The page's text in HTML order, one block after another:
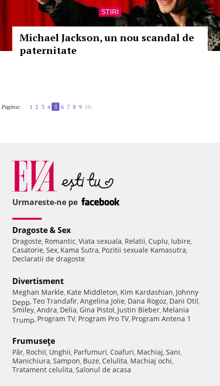
STIRI
Michael Jackson, un nou scandal de
paternitate
Pagina: 1 2 3 4 5 6 7 8 9 10..
Urmareste-ne pe
Dragoste & Sex
Dragoste, Romantic, Viata sexuala, Relatii, Cuplu, Iubire,
Casatorie, Sex, Kama Sutra, Pozitii sexuale Kamasutra,
Declaratii de dragoste
Divertisment
Meghan Markle, Kate Middleton, Kim Kardashian, Johnny
Depp, Teo Trandafir, Angelina Jolie, Dana Rogoz, Dani Otil,
Smiley, Andra, Delia, Gina Pistol, Justin Bieber, Melania
Trump, Program TV, Program Pro TV, Program Antena 1
Frumuseţe
Păr, Rochii, Unghii, Parfumuri, Coafuri, Machiaj, Sani,
Manichiura, Sampon, Buze, Celulita, Machiaj ochi,
Tratament celulita, Salonul de acasa